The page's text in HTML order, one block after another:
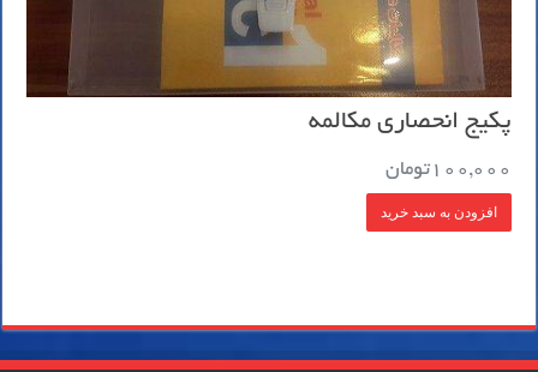
پکیج انحصاری مکالمه
100,000تومان
افزودن به سبد خرید